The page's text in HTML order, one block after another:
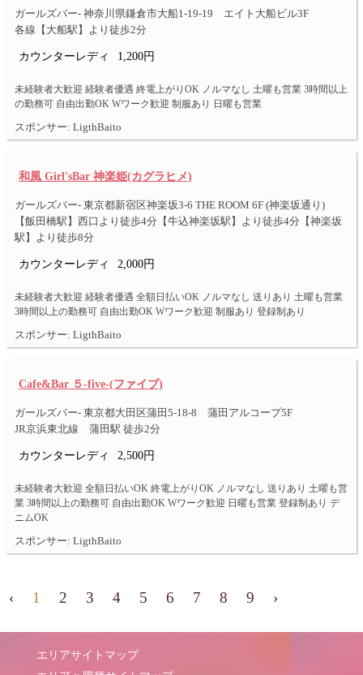
ガールズバー- 神奈川県鎌倉市大船1-19-19 エイト大船ビル3F
各線【大船駅】より徒歩2分
カウンターレディ 1,200円
未経験者大歓迎 経験者優遇 終電上がりOK ノルマなし 土曜も営業 3時間以上
の勤務可 自由出勤OK Wワーク歓迎 制服あり 日曜も営業
スポンサー: LigthBaito
和風 Girl'sBar 神楽姫(カグラヒメ)
ガールズバー- 東京都新宿区神楽坂3-6 THE ROOM 6F (神楽坂通り)
【飯田橋駅】西口より徒歩4分【牛込神楽坂駅】より徒歩4分【神楽坂
駅】より徒歩8分
カウンターレディ 2,000円
未経験者大歓迎 経験者優遇 全額日払いOK ノルマなし 送りあり 土曜も営業
3時間以上の勤務可 自由出勤OK Wワーク歓迎 制服あり 登録制あり
スポンサー: LigthBaito
Cafe&Bar ５-five-(ファイブ)
ガールズバー- 東京都大田区蒲田5-18-8 蒲田アルコープ5F
JR京浜東北線 蒲田駅 徒歩2分
カウンターレディ 2,500円
未経験者大歓迎 全額日払いOK 終電上がりOK ノルマなし 送りあり 土曜も営
業 3時間以上の勤務可 自由出勤OK Wワーク歓迎 日曜も営業 登録制あり デ
ニムOK
スポンサー: LigthBaito
‹ 1 2 3 4 5 6 7 8 9 ›
エリアサイトマップ